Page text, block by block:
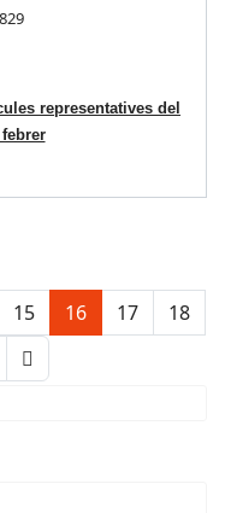
representatives del
15 16 17
18